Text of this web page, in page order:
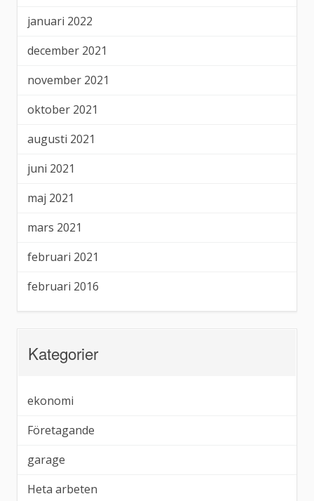
januari 2022
december 2021
november 2021
oktober 2021
augusti 2021
juni 2021
maj 2021
mars 2021
februari 2021
februari 2016
Kategorier
ekonomi
Företagande
garage
Heta arbeten